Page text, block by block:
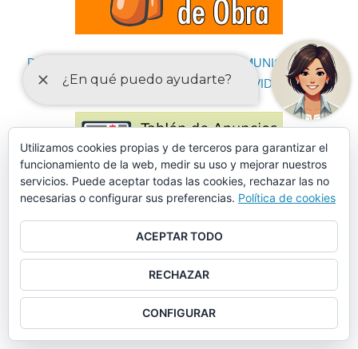
DECLARACIONES RESPONSABLES Y COMUNICACIONES
PREVIAS PARA EL EJERCICIO DE ACTIVIDADES
Utilizamos cookies propias y de terceros para garantizar el
funcionamiento de la web, medir su uso y mejorar nuestros
servicios. Puede aceptar todas las cookies, rechazar las no
necesarias o configurar sus preferencias. Política de cookies
ACEPTAR TODO
RECHAZAR
CONFIGURAR